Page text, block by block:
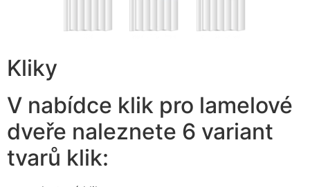
Kliky
V nabídce klik pro lamelové
dveře naleznete 6 variant
tvarů klik: